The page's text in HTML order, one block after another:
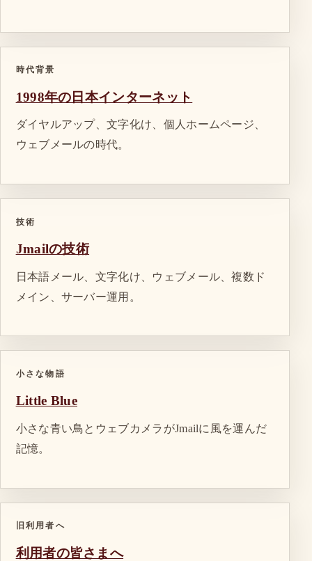
時代背景
1998年の日本インターネット
ダイヤルアップ、文字化け、個人ホームページ、
ウェブメールの時代。
技術
Jmailの技術
日本語メール、文字化け、ウェブメール、複数ド
メイン、サーバー運用。
小さな物語
Little Blue
小さな青い鳥とウェブカメラがJmailに風を運んだ
記憶。
旧利用者へ
利用者の皆さまへ